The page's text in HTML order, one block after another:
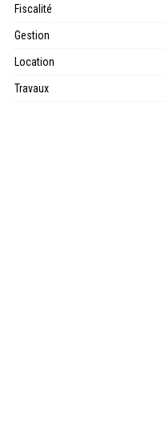
Fiscalité
Gestion
Location
Travaux